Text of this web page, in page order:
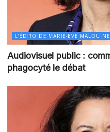
L'ÉDITO DE MARIE-EVE
Audiovisuel public :
phagocyté le débat